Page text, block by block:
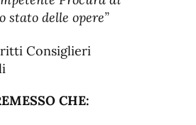
stato delle opere”
Consiglieri
CHE: